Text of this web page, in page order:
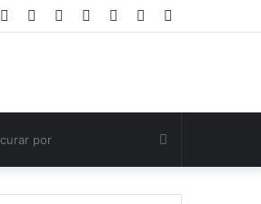
Artigo
Entrar
Instagram
YouTube
Twitter
Facebook
por